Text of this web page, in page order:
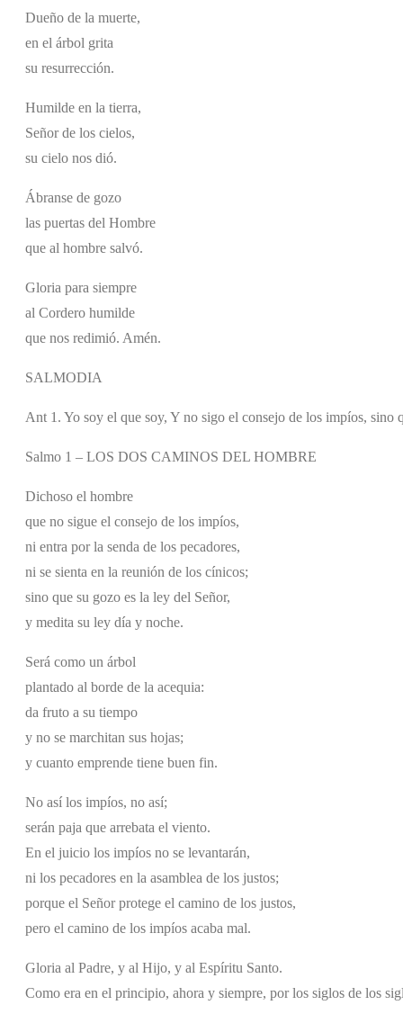
Dueño de la muerte,
en el árbol grita
su resurrección.
Humilde en la tierra,
Señor de los cielos,
su cielo nos dió.
Ábranse de gozo
las puertas del Hombre
que al hombre salvó.
Gloria para siempre
al Cordero humilde
que nos redimió. Amén.
SALMODIA
Ant 1. Yo soy el que soy, Y no sigo el consejo de los impíos, sino
Salmo 1 – LOS DOS CAMINOS DEL HOMBRE
Dichoso el hombre
que no sigue el consejo de los impíos,
ni entra por la senda de los pecadores,
ni se sienta en la reunión de los cínicos;
sino que su gozo es la ley del Señor,
y medita su ley día y noche.
Será como un árbol
plantado al borde de la acequia:
da fruto a su tiempo
y no se marchitan sus hojas;
y cuanto emprende tiene buen fin.
No así los impíos, no así;
serán paja que arrebata el viento.
En el juicio los impíos no se levantarán,
ni los pecadores en la asamblea de los justos;
porque el Señor protege el camino de los justos,
pero el camino de los impíos acaba mal.
Gloria al Padre, y al Hijo, y al Espíritu Santo.
Como era en el principio, ahora y siempre, por los siglos de los